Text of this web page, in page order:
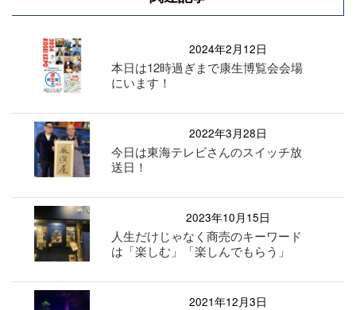
2024年2月12日
本日は12時過ぎまで康生博覧会会場
にいます！
2022年3月28日
今日は東海テレビさんのスイッチ放
送日！
2023年10月15日
人生だけじゃなく商売のキーワード
は「楽しむ」「楽しんでもらう」
2021年12月3日